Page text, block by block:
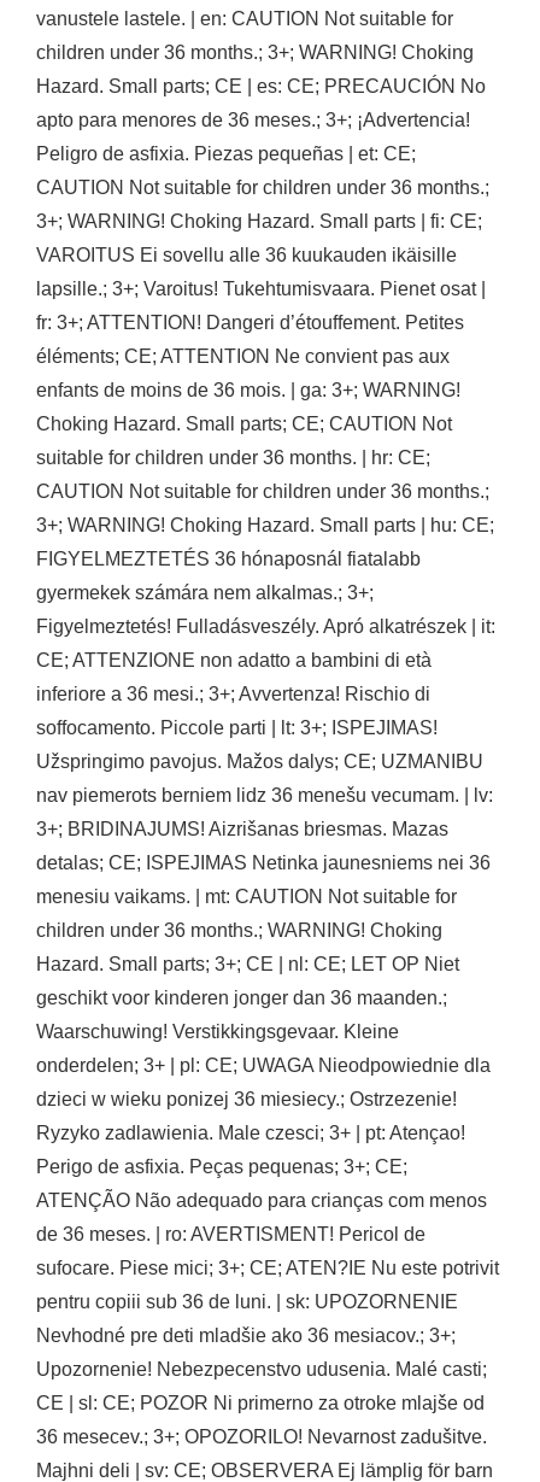
vanustele lastele. | en: CAUTION Not suitable for
children under 36 months.; 3+; WARNING! Choking
Hazard. Small parts; CE | es: CE; PRECAUCIÓN No
apto para menores de 36 meses.; 3+; ¡Advertencia!
Peligro de asfixia. Piezas pequeñas | et: CE;
CAUTION Not suitable for children under 36 months.;
3+; WARNING! Choking Hazard. Small parts | fi: CE;
VAROITUS Ei sovellu alle 36 kuukauden ikäisille
lapsille.; 3+; Varoitus! Tukehtumisvaara. Pienet osat |
fr: 3+; ATTENTION! Dangeri d’étouffement. Petites
éléments; CE; ATTENTION Ne convient pas aux
enfants de moins de 36 mois. | ga: 3+; WARNING!
Choking Hazard. Small parts; CE; CAUTION Not
suitable for children under 36 months. | hr: CE;
CAUTION Not suitable for children under 36 months.;
3+; WARNING! Choking Hazard. Small parts | hu: CE;
FIGYELMEZTETÉS 36 hónaposnál fiatalabb
gyermekek számára nem alkalmas.; 3+;
Figyelmeztetés! Fulladásveszély. Apró alkatrészek | it:
CE; ATTENZIONE non adatto a bambini di età
inferiore a 36 mesi.; 3+; Avvertenza! Rischio di
soffocamento. Piccole parti | lt: 3+; ISPEJIMAS!
Užspringimo pavojus. Mažos dalys; CE; UZMANIBU
nav piemerots berniem lidz 36 menešu vecumam. | lv:
3+; BRIDINAJUMS! Aizrišanas briesmas. Mazas
detalas; CE; ISPEJIMAS Netinka jaunesniems nei 36
menesiu vaikams. | mt: CAUTION Not suitable for
children under 36 months.; WARNING! Choking
Hazard. Small parts; 3+; CE | nl: CE; LET OP Niet
geschikt voor kinderen jonger dan 36 maanden.;
Waarschuwing! Verstikkingsgevaar. Kleine
onderdelen; 3+ | pl: CE; UWAGA Nieodpowiednie dla
dzieci w wieku ponizej 36 miesiecy.; Ostrzezenie!
Ryzyko zadlawienia. Male czesci; 3+ | pt: Atençao!
Perigo de asfixia. Peças pequenas; 3+; CE;
ATENÇÃO Não adequado para crianças com menos
de 36 meses. | ro: AVERTISMENT! Pericol de
sufocare. Piese mici; 3+; CE; ATEN?IE Nu este potrivit
pentru copiii sub 36 de luni. | sk: UPOZORNENIE
Nevhodné pre deti mladšie ako 36 mesiacov.; 3+;
Upozornenie! Nebezpecenstvo udusenia. Malé casti;
CE | sl: CE; POZOR Ni primerno za otroke mlajše od
36 mesecev.; 3+; OPOZORILO! Nevarnost zadušitve.
Majhni deli | sv: CE; OBSERVERA Ej lämplig för barn